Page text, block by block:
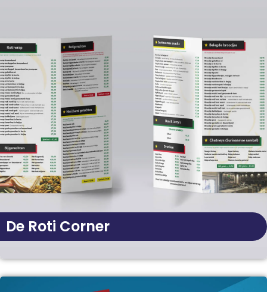
De Roti Corner